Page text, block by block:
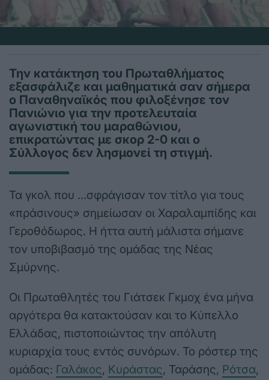
Την κατάκτηση του Πρωταθλήματος
εξασφάλιζε και μαθηματικά σαν σήμερα
ο Παναθηναϊκός που φιλοξένησε τον
Πανιώνιο για την προτελευταία
αγωνιστική του μαραθώνιου,
επικρατώντας με σκορ 2-0 και ο
Σύλλογος δεν λησμονεί τη στιγμή.
Τα γκολ που …σφράγισαν τον τίτλο για τους
«πράσινους» σημείωσαν οι Χαραλαμπίδης και
Γεροθόδωρος. Η ήττα αυτή μάλιστα σήμανε
τον υποβιβασμό της ομάδας της Νέας
Σμύρνης.
Οι Πρωταθλητές του Γιάτσεκ Γκμοχ ένα μήνα
αργότερα θα κατακτούσαν και το Κύπελλο
Ελλάδας, πιστοποιώντας την απόλυτη
κυριαρχία τους εντός συνόρων. Το ρόστερ της
ομάδας: Γαλάκος, Κυράστας, Ταράσης, Ρότσα,